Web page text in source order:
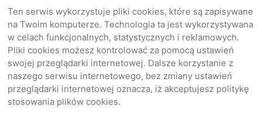
Ten serwis wykorzystuje pliki cookies, które są zapisywane
na Twoim komputerze. Technologia ta jest wykorzystywana
w celach funkcjonalnych, statystycznych i reklamowych.
Pliki cookies możesz kontrolować za pomocą ustawień
swojej przeglądarki internetowej. Dalsze korzystanie z
naszego serwisu internetowego, bez zmiany ustawień
przeglądarki internetowej oznacza, iż akceptujesz politykę
stosowania plików cookies.